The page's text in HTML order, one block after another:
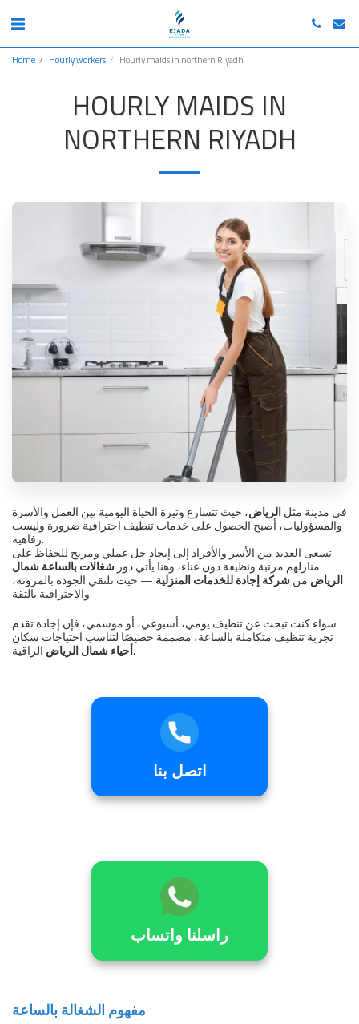
Home Hourly workers Hourly maids in northern Riyadh
HOURLY MAIDS IN
NORTHERN RIYADH
في مدينة مثلالرياض، حيث تتسارع وتيرة الحياة اليومية بين العمل والأسرة
والمسؤوليات، أصبح الحصول على خدمات تنظيف احترافية ضرورة وليست
رفاهية.
تسعى العديد من الأسر والأفراد إلى إيجاد حل عملي ومريح للحفاظ على
منازلهم مرتبة ونظيفة دون عناء، وهنا يأتي دور شغالات بالساعة شمال
الرياض منشركة إجادة للخدمات المنزلية — حيث تلتقي الجودة بالمرونة،
والاحترافية بالثقة.
سواء كنت تبحث عن تنظيف يومي، أسبوعي، أو موسمي، فإن إجادة تقدم
تجربة تنظيف متكاملة بالساعة، مصممة خصيصًا لتناسب احتياجات سكان
أحياء شمال الرياضالراقية.
مفهوم الشغالة بالساعة